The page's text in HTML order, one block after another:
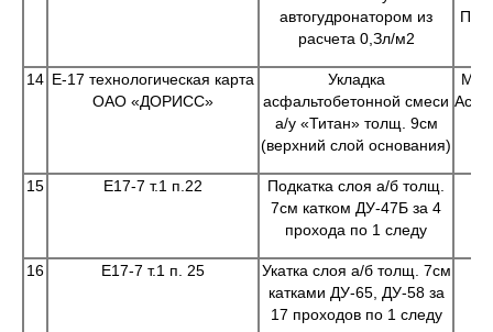
автогудронатором из
расчета 0,Зл/м2
14 Е-17 технологическая карта
ОАО «ДОРИСС»
Укладка
асфальтобетонной смеси
а/у «Титан» толщ. 9см
(верхний слой основания)
15 Е17-7 т.1 п.22
Подкатка слоя а/б толщ.
7см катком ДУ-47Б за 4
прохода по 1 следу
16 Е17-7 т.1 п. 25
Укатка слоя а/б толщ. 7см
катками ДУ-65, ДУ-58 за
17 проходов по 1 следу